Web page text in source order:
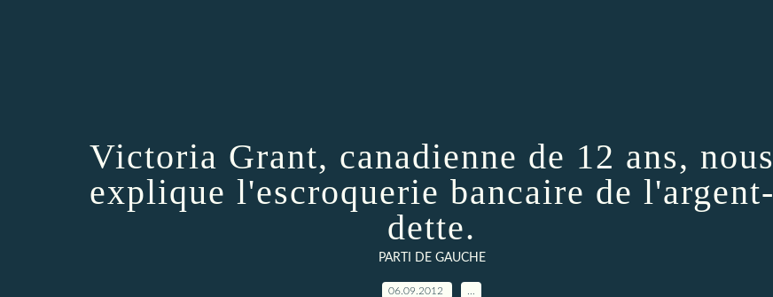
Victoria Grant, canadienne de 12 ans, nous
explique l'escroquerie bancaire de l'argent-
dette.
PARTI DE GAUCHE
06.09.2012